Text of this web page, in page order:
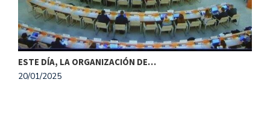
ESTE DÍA, LA ORGANIZACIÓN DE…
20/01/2025